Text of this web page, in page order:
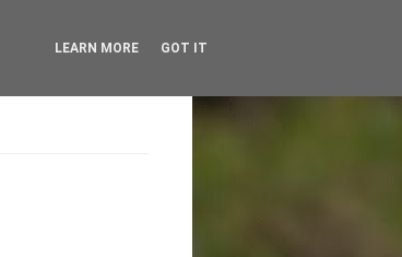
LEARN MORE GOT IT